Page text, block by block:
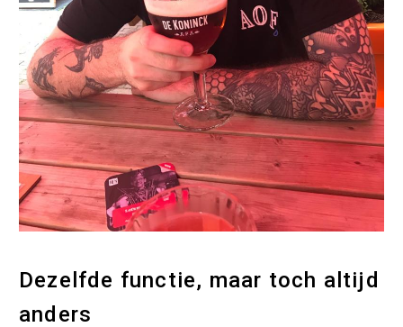
Dezelfde functie, maar toch altijd
anders